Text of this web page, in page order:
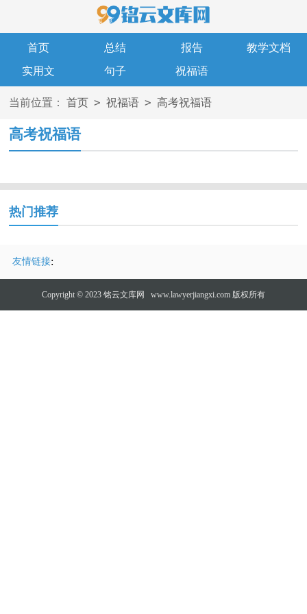
首页 总结 报告
教学文档
实用文
句子 祝福语
当前位置： 首页 > 祝福语 > 高考祝福语
高考祝福语
热门推荐
友情链接:
Copyright © 2023 铭云文库网 www.lawyerjiangxi.com 版权所有